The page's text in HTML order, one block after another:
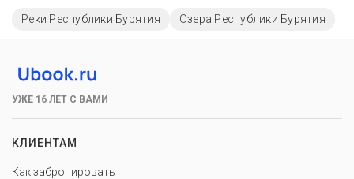
Реки Республики Бурятия Озера Республики Бурятия
УЖЕ 16 ЛЕТ С ВАМИ
КЛИЕНТАМ
Как забронировать